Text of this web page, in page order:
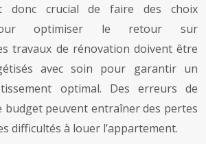
donc crucial de faire des choix
optimiser le retour sur
travaux de rénovation doivent être
avec soin pour garantir un
optimal. Des erreurs de
budget peuvent entraîner des pertes
difficultés à louer l’appartement.